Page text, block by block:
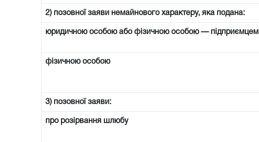
2) позовної заяви немайнового характеру, яка подана:
юридичною особою або фізичною особою — підприємцем
фізичною особою
3) позовної заяви:
про розірвання шлюбу